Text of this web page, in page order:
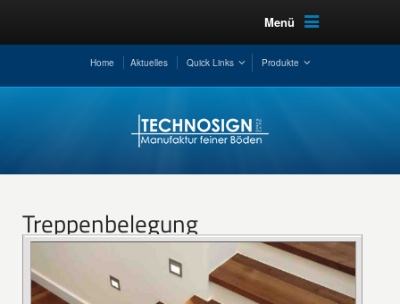
Menü
Home Aktuelles Quick Links Produkte
Treppenbelegung